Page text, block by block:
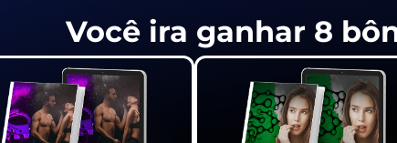
Você ira ganhar 8